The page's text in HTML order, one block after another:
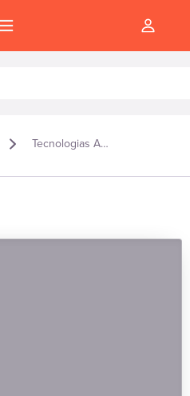
Tecnologias Aplicadas à Mobilidade Urbana – E-book